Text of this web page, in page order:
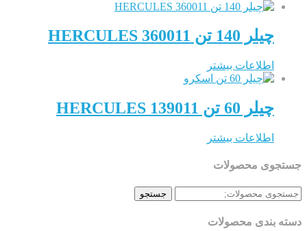
چیلر 140 تن HERCULES 360011
اطلاعات بیشتر
چیلر 60 تن HERCULES 139011
اطلاعات بیشتر
محصولات
محصولات